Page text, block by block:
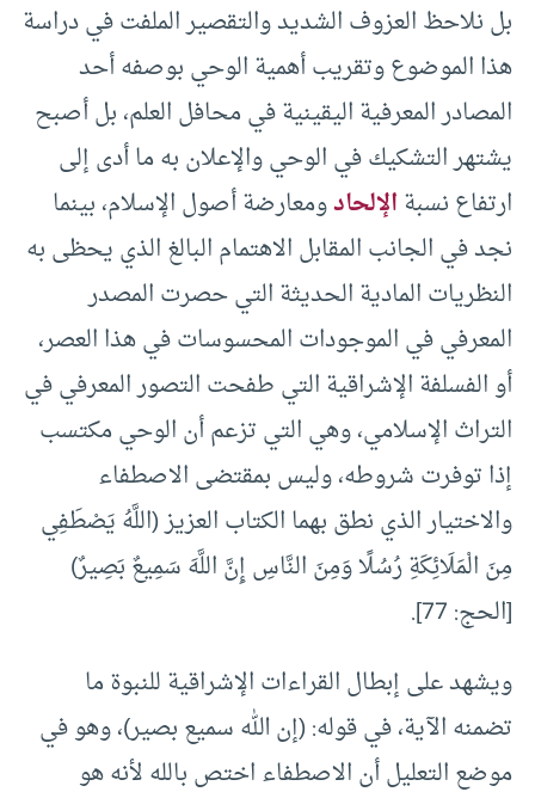
بل نلاحظ العزوف الشديد والتقصير الملفت في دراسة
هذا الموضوع وتقريب أهمية الوحي بوصفه أحد
المصادر المعرفية اليقينية في محافل العلم، بل أصبح
يشتهر التشكيك في الوحي والإعلان به ما أدى إلى
ارتفاع نسبةالإلحادومعارضة أصول الإسلام، بينما
نجد في الجانب المقابل الاهتمام البالغ الذي يحظى به
النظريات المادية الحديثة التي حصرت المصدر
المعرفي في الموجودات المحسوسات في هذا العصر،
أو الفسلفة الإشراقية التي طفحت التصور المعرفي في
التراث الإسلامي، وهي التي تزعم أن الوحي مكتسب
إذا توفرت شروطه، وليس بمقتضى الاصطفاء
والاختيار الذي نطق بهما الكتاب العزيز (اللَّهُ يَصْطَفِي
مِنَ الْمَلَائِكَةِ رُسُلًا وَمِنَ النَّاسِ إِنَّ اللَّهَ سَمِيعٌ بَصِيرٌ)
[الحج: 77].
ويشهد على إبطال القراءات الإشراقية للنبوة ما
تضمنه الآية، في قوله: (إن الله سميع بصير)، وهو في
موضع التعليل أن الاصطفاء اختص بالله لأنه هو